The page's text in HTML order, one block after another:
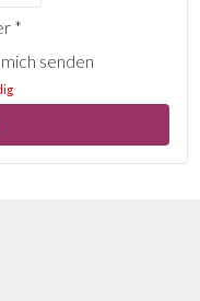
*
senden